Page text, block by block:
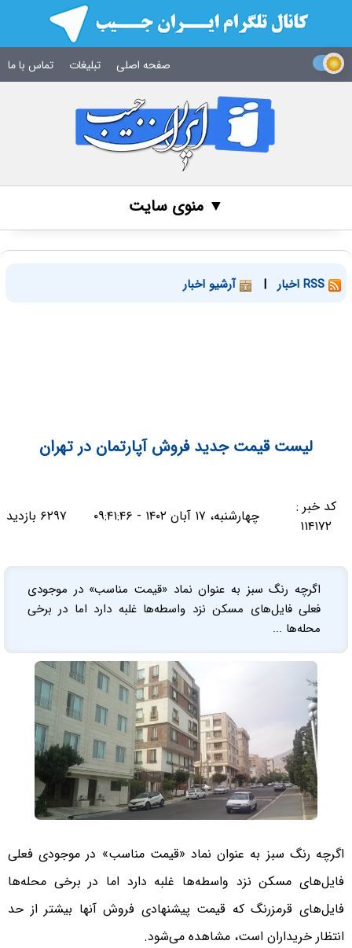
صفحه اصلی تبلیغات تماس با ما
▼ منوی سایت
| آرشیو اخبار
لیست قیمت جدید فروش آپارتمان در تهران
کد خبر :
۱۱۴۱۷۲
چهارشنبه، ۱۷ آبان ۱۴۰۲ - ۰۹:۴۱:۴۶ ۶۲۹۷ بازدید
اگرچه رنگ سبز به عنوان نماد «قیمت مناسب» در موجودی
فعلی فایل‌‌‌های مسکن نزد واسطه‌‌‌ها غلبه دارد اما در برخی
محله‌‌‌ها ...
اگرچه رنگ سبز به عنوان نماد «قیمت مناسب» در موجودی فعلی
فایل‌‌‌های مسکن نزد واسطه‌‌‌ها غلبه دارد اما در برخی محله‌‌‌ها
فایل‌‌‌های قرمز‌رنگ که قیمت پیشنهادی فروش آنها بیشتر از حد
انتظار خریداران است، مشاهده می‌شود.